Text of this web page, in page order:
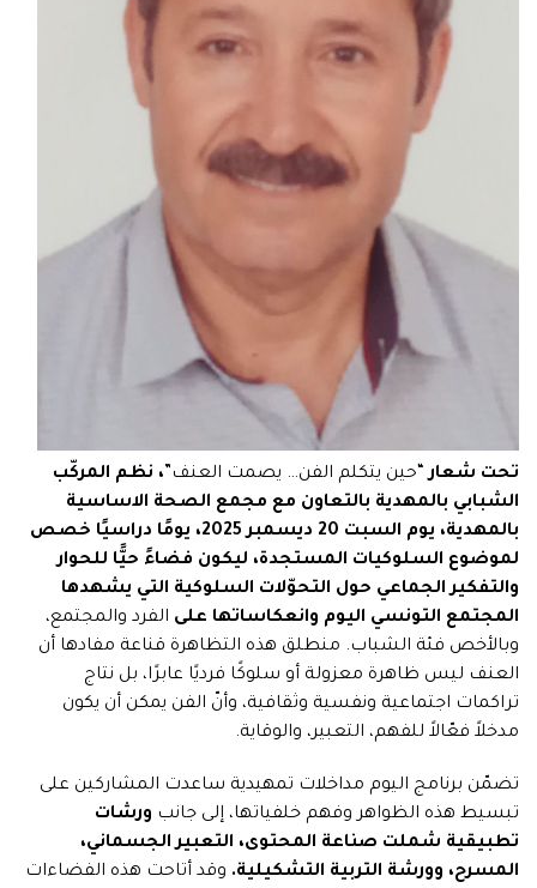
تحت شعار “حين يتكلم الفن… يصمت العنف”، نظم المركّب
الشبابي بالمهدية بالتعاون مع مجمع الصحة الاساسية
بالمهدية، يوم السبت 20 ديسمبر 2025، يومًا دراسيًا خصص
لموضوع السلوكيات المستجدة، ليكون فضاءً حيًّا للحوار
والتفكير الجماعي حول التحوّلات السلوكية التي يشهدها
المجتمع التونسي اليوم وانعكاساتها على الفرد والمجتمع،
وبالأخص فئة الشباب. منطلق هذه التظاهرة قناعة مفادها أن
العنف ليس ظاهرة معزولة أو سلوكًا فرديًا عابرًا، بل نتاج
تراكمات اجتماعية ونفسية وثقافية، وأنّ الفن يمكن أن يكون
مدخلاً فعّالاً للفهم، التعبير، والوقاية.
تضمّن برنامج اليوم مداخلات تمهيدية ساعدت المشاركين على
تبسيط هذه الظواهر وفهم خلفياتها، إلى جانب ورشات
تطبيقية شملت صناعة المحتوى، التعبير الجسماني،
المسرح، وورشة التربية التشكيلية. وقد أتاحت هذه الفضاءات